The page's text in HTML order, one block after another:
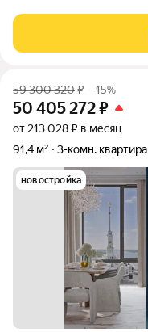
видом из окна. Квартира
59 300 320₽ –15%
50 405 272₽
от 213 028 ₽ в месяц
91,4 м²
3-комн. квартира
новостройка